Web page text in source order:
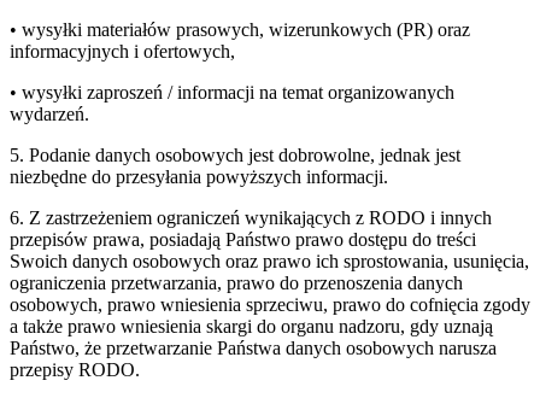
• wysyłki materiałów prasowych, wizerunkowych (PR) oraz
informacyjnych i ofertowych,
• wysyłki zaproszeń / informacji na temat organizowanych
wydarzeń.
5. Podanie danych osobowych jest dobrowolne, jednak jest
niezbędne do przesyłania powyższych informacji.
6. Z zastrzeżeniem ograniczeń wynikających z RODO i innych
przepisów prawa, posiadają Państwo prawo dostępu do treści
Swoich danych osobowych oraz prawo ich sprostowania, usunięcia,
ograniczenia przetwarzania, prawo do przenoszenia danych
osobowych, prawo wniesienia sprzeciwu, prawo do cofnięcia zgody
a także prawo wniesienia skargi do organu nadzoru, gdy uznają
Państwo, że przetwarzanie Państwa danych osobowych narusza
przepisy RODO.